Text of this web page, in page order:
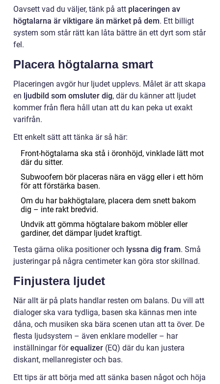
Oavsett vad du väljer, tänk på att placeringen av
högtalarna är viktigare än märket på dem. Ett billigt
system som står rätt kan låta bättre än ett dyrt som står
fel.
Placera högtalarna smart
Placeringen avgör hur ljudet upplevs. Målet är att skapa
en ljudbild som omsluter dig, där du känner att ljudet
kommer från flera håll utan att du kan peka ut exakt
varifrån.
Ett enkelt sätt att tänka är så här:
Front-högtalarna ska stå i öronhöjd, vinklade lätt mot
där du sitter.
Subwoofern bör placeras nära en vägg eller i ett hörn
för att förstärka basen.
Om du har bakhögtalare, placera dem snett bakom
dig – inte rakt bredvid.
Undvik att gömma högtalare bakom möbler eller
gardiner, det dämpar ljudet kraftigt.
Testa gärna olika positioner och lyssna dig fram. Små
justeringar på några centimeter kan göra stor skillnad.
Finjustera ljudet
När allt är på plats handlar resten om balans. Du vill att
dialoger ska vara tydliga, basen ska kännas men inte
dåna, och musiken ska bära scenen utan att ta över. De
flesta ljudsystem – även enklare modeller – har
inställningar förequalizer (EQ) där du kan justera
diskant, mellanregister och bas.
Ett tips är att börja med att sänka basen något och höja